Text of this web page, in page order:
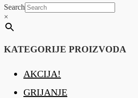
Search
×
KATEGORIJE PROIZVODA
AKCIJA!
GRIJANJE